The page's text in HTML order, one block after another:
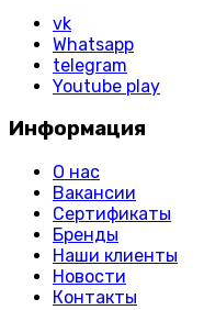
vk
Whatsapp
telegram
Youtube play
Информация
О нас
Вакансии
Сертификаты
Бренды
Наши клиенты
Новости
Контакты